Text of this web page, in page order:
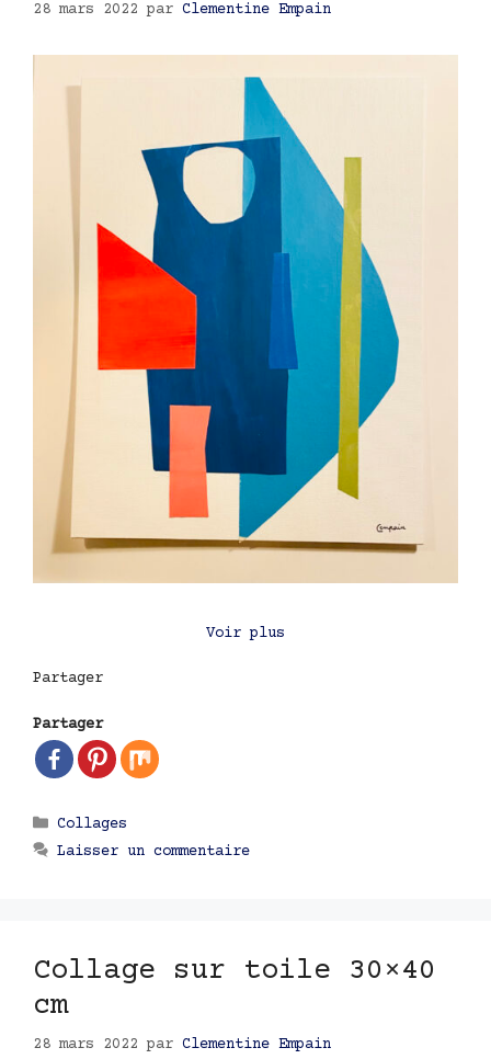
28 mars 2022 par Clementine Empain
Voir plus
Partager
Partager
Catégories
Collages
Laisser un commentaire
Collage sur toile 30×40
cm
28 mars 2022 par Clementine Empain